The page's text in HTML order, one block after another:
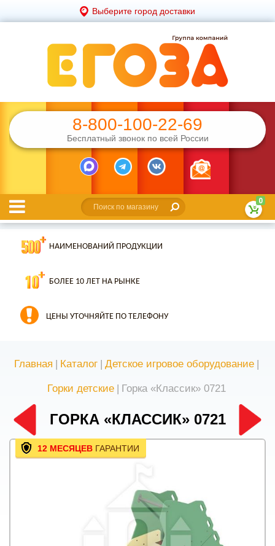
Выберите город доставки
8-800-100-22-69
Бесплатный звонок по всей России
0
НАИМЕНОВАНИЙ ПРОДУКЦИИ
БОЛЕЕ 10 ЛЕТ НА РЫНКЕ
ЦЕНЫ УТОЧНЯЙТЕ ПО ТЕЛЕФОНУ
Главная | Каталог | Детское игровое оборудование |
Горки детские | Горка «Классик» 0721
ГОРКА «КЛАССИК» 0721
12 МЕСЯЦЕВ ГАРАНТИИ